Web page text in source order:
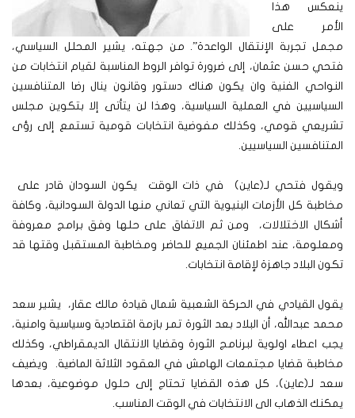
ينعكس هذا
الأمر على
مجمل تجربة الإنتقال الواعدة”. من جهته، يشير المحلل السياسي،
فتحي حسن عثمان، إلى ضرورة توافر الروط المناسبة لقيام انتخابات من
النواحي الفنية وان يكون هناك دستور وقانون ينال رضا المتنافسين
السياسيين في العملية السياسية، وهذا لن يتأتى إلا بتكوين مجلس
تشريعي قومي، وكذلك مفوضية انتخابات قومية تستمع إلى رؤى
المتنافسين السياسيين.
ويقول فتحي لـ(عاين) في ذات الوقت يكون السودان قادر على
مخاطبة كل الأزمات البنيوية التي تعاني منها الدولة السودانية، وكافة
أشكال الاختلالات، ومن ثم الاتفاق على حلها وفق برامج معروفة
ومعلومة، عند اطمئنان الجميع للحاضر ومخاطبة المستقبل وقتها قد
تكون البلاد جاهزة لإقامة انتخابات.
يقول القيادي في الحركة الشعبية شمال قيادة مالك عقار، يشير سعد
محمد عبدالله، أن البلاد بعد الثورة تمر بازمة اقتصادية وسياسية وامنية،
يجب اعطاء اولوية لبرنامج الثورة وقضايا الانتقال الديمقراطي، وكذلك
مخاطبة قضايا مجتمعات الهامش في العقود الثلاثة الماضية.
ويضيف
سعد لـ(عاين)، كل هذه القضايا تحتاج إلى حلول موضوعية، بعدها
يمكنك الذهاب الى الانتخابات في الوقت المناسب.